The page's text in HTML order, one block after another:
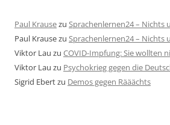
Paul Krausezu Sprachenlernen24 – Nichts
Paul Krausezu Sprachenlernen24 – Nichts
Viktor Lau zu COVID-Impfung: Sie wollten
Viktor Lau zu Psychokrieg gegen die
Sigrid Ebertzu Demos gegen Rääächts